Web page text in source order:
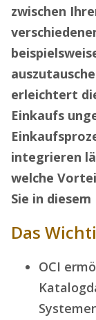
zwischen
erleichtert
Einkaufs
integrieren
welche
Sie in
Das
OCI